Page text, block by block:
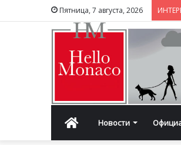
Пятница, 7 августа, 2026
ГлавнаяНовости